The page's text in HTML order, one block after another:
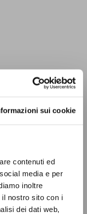
sui cookie
contenuti ed
media e per
inoltre
nostro sito con i
dei dati web,